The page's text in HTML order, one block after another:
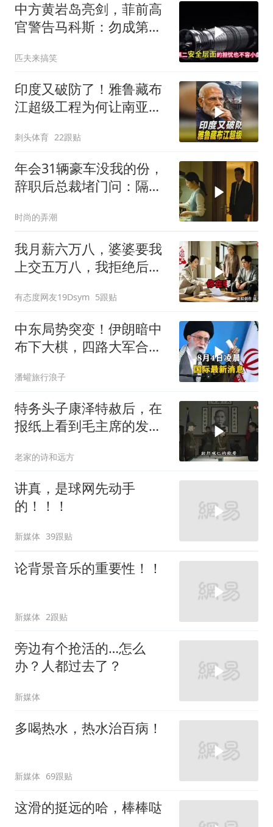
中方黄岩岛亮剑，菲前高
官警告马科斯：勿成第二
匹夫来搞笑
印度又破防了！雅鲁藏布
江超级工程为何让南亚失
刺头体育 22跟贴
年会31辆豪车没我的份，
辞职后总裁堵门问：隔壁
时尚的弄潮
我月薪六万八，婆婆要我
上交五万八，我拒绝后她
离婚
有态度网友19Dsym 5跟贴
中东局势突变！伊朗暗中
布下大棋，四路大军合
潘蠸旅行浪子
特务头子康泽特赦后，在
报纸上看到毛主席的发
老家的诗和远方
讲真，是球网先动手
的！！！
新媒体 39跟贴
论背景音乐的重要性！！
新媒体 2跟贴
旁边有个抢活的…怎么
办？人都过去了？
新媒体
多喝热水，热水治百病！
新媒体 69跟贴
这滑的挺远的哈，棒棒哒